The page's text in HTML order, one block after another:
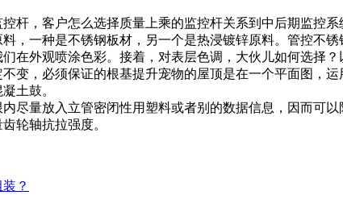
杆，客户怎么选择质量上乘的监控杆关系到中后期监控系
，一种是不锈钢板材，另一个是热浸镀锌原料。管控不
在外观喷涂色彩。接着，对表层色调，大伙儿如何选择？
变，必须保证的根基提升宠物的屋顶是在一个平面图，
土鼓。
尽量放入立管密闭性用塑料或者别的数据信息，因而可
轮轴抗拉强度。
？